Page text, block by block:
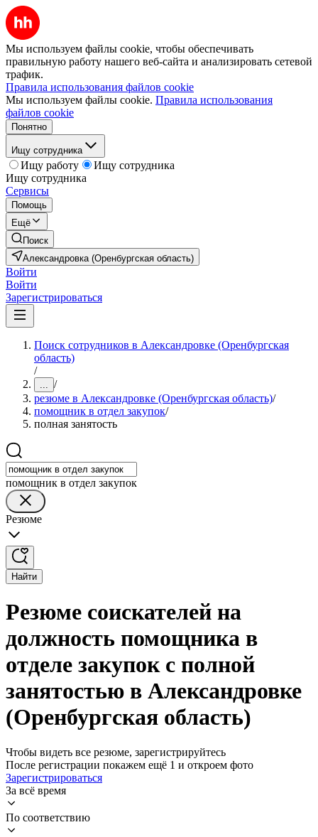
Мы используем файлы cookie, чтобы обеспечивать
правильную работу нашего веб-сайта и анализировать сетевой
трафик.
Правила использования файлов cookie
Мы используем файлы cookie. Правила использования
файлов cookie
Понятно
Ищу сотрудника
Ищу работу
Ищу сотрудника
Ищу сотрудника
Сервисы
Помощь
Ещё
Поиск
Александровка (Оренбургская область)
Войти
Войти
Зарегистрироваться
Поиск сотрудников в Александровке (Оренбургская
область)
/
... /
резюме в Александровке (Оренбургская область)/
помощник в отдел закупок/
полная занятость
помощник в отдел закупок
Резюме
Найти
Резюме соискателей на
должность помощника в
отделе закупок с полной
занятостью в Александровке
(Оренбургская область)
Чтобы видеть все резюме, зарегистрируйтесь
После регистрации покажем ещё 1 и откроем фото
Зарегистрироваться
За всё время
По соответствию